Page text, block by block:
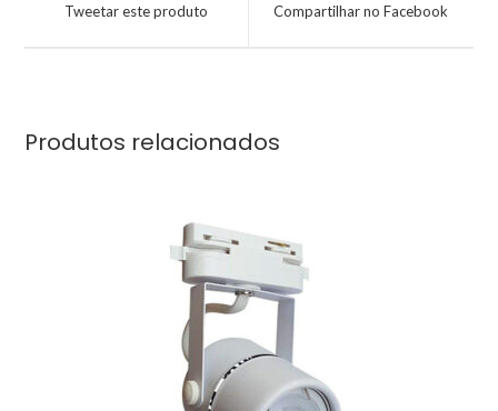
Tweetar este produto Compartilhar no Facebook
Produtos relacionados